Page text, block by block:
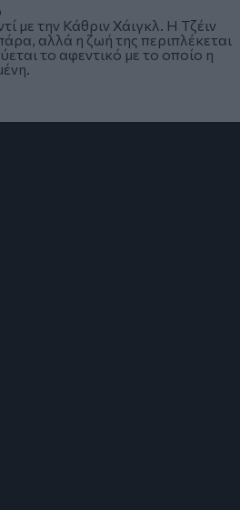
με την Κάθριν Χάιγκλ. Η Τζέιν
αλλά η ζωή της περιπλέκεται
το αφεντικό με το οποίο η